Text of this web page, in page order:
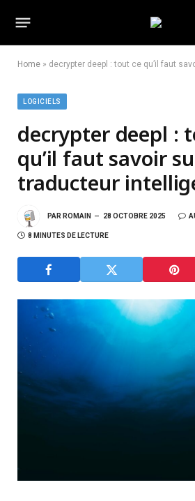
Home » decrypter deepl : tout ce qu’il faut savoir
LOGICIELS
decrypter deepl :
qu’il faut savoir
traducteur
PAR ROMAIN 28 OCTOBRE 2025
8 MINUTES DE LECTURE